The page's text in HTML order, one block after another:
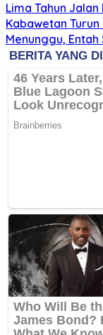
Lima Tahun
Kabawetan
Menunggu, Entah